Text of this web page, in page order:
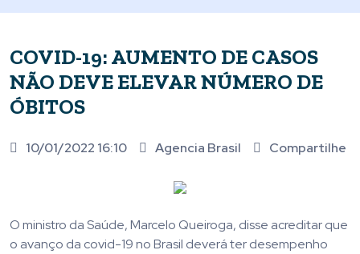
COVID-19: AUMENTO DE CASOS
NÃO DEVE ELEVAR NÚMERO DE
ÓBITOS
10/01/2022 16:10 Agencia Brasil Compartilhe
O ministro da Saúde, Marcelo Queiroga, disse acreditar que
o avanço da covid-19 no Brasil deverá ter desempenho